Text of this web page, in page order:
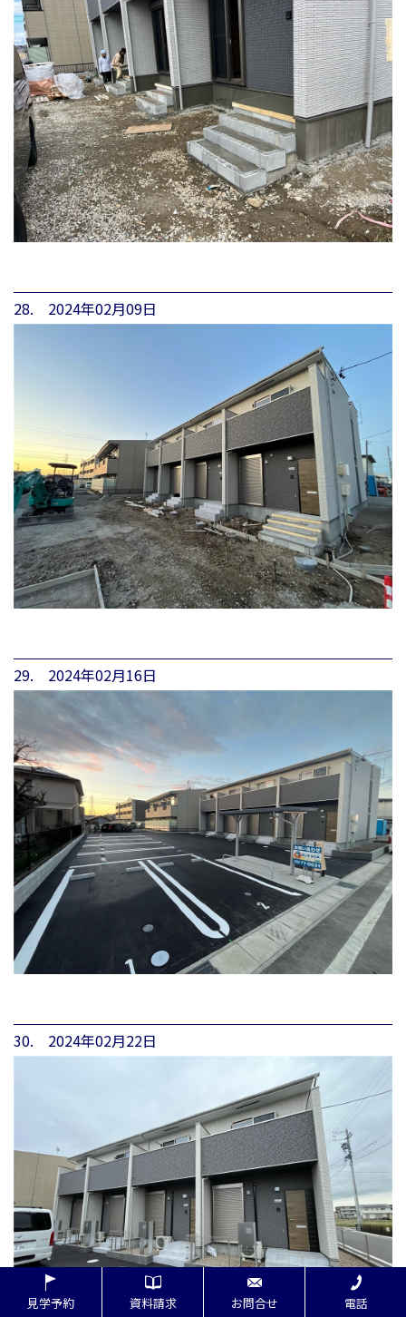
28. 2024年02月09日
29. 2024年02月16日
30. 2024年02月22日
見学予約 資料請求 お問合せ 電話